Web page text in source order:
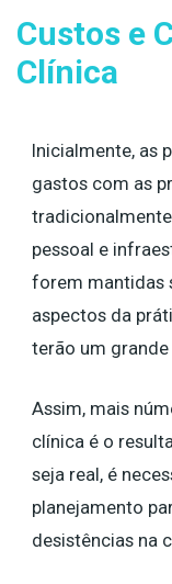
Custos e
Clínica
Inicialmente, as
gastos com as
pessoal e
forem mantidas
aspectos da
terão um
Assim, mais
clínica é o
seja real, é
planejamento
desistências na